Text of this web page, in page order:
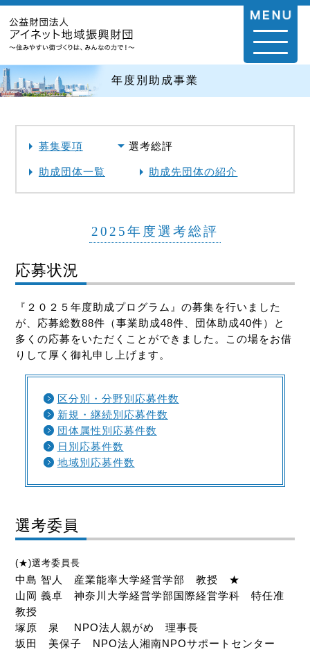
年度別助成事業
募集要項 選考総評
助成団体一覧 助成先団体の紹介
2025年度選考総評
応募状況
『２０２５年度助成プログラム』の募集を行いました
が、応募総数88件（事業助成48件、団体助成40件） と
多くの応募をいただくことができました。この場をお借
りして厚く御礼申し上げます。
区分別・分野別応募件数
新規・継続別応募件数
団体属性別応募件数
日別応募件数
地域別応募件数
選考委員
(★)選考委員長
中島 智人 産業能率大学経営学部 教授 ★
山岡 義卓 神奈川大学経営学部国際経営学科 特任准
教授
塚原 泉 NPO法人親がめ 理事長
坂田 美保子 NPO法人湘南NPOサポートセンター